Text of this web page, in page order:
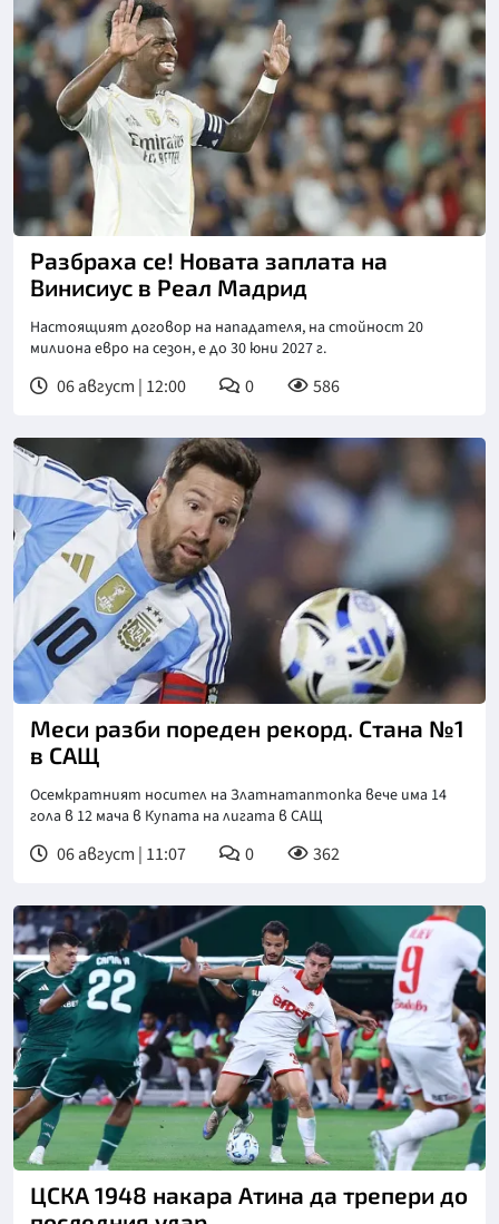
Разбраха се! Новата заплата на
Винисиус в Реал Мадрид
Настоящият договор на нападателя, на стойност 20
милиона евро на сезон, е до 30 юни 2027 г.
06 август | 12:00 0 586
Меси разби пореден рекорд. Стана №1
в САЩ
Осемкратният носител на Златнатаптопка вече има 14
гола в 12 мача в Купата на лигата в САЩ
06 август | 11:07 0 362
ЦСКА 1948 накара Атина да трепери до